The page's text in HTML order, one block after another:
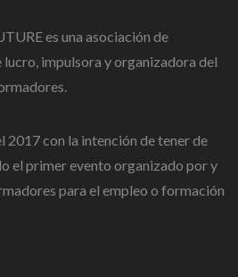
es una asociación de
impulsora y organizadora del
2017 con la intención de tener de
el primer evento organizado por y
para el empleo o formación